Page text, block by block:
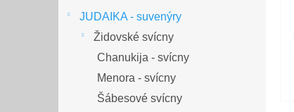
JUDAIKA - suvenýry
Židovské svícny
Chanukija - svícny
Menora - svícny
Šábesové svícny